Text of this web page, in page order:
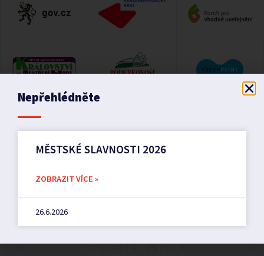
Město Pilníkov
MěU: Po: 08:00 – 17:00,
Nepřehlédněte
MĚSTSKÉ SLAVNOSTI 2026
ZOBRAZIT VÍCE »
26.6.2026